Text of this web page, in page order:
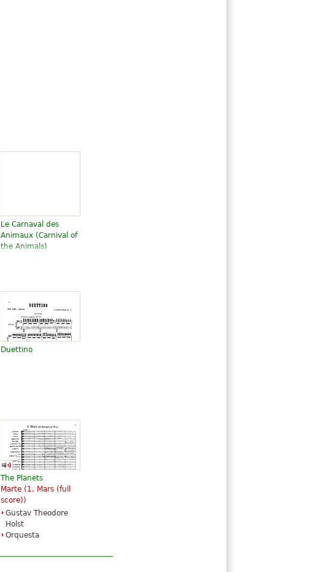
Le Carnaval des
Animaux (Carnival of
the Animals)
Choir
Hal Leonard
Duettino
The Planets
Marte (1. Mars (full
score))
Gustav Theodore
Holst
Orquesta